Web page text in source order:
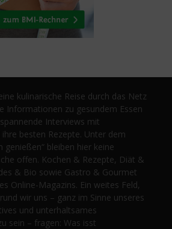
kulinarische Reise durch das Netz
Informationen zu gesundem Essen
Interviews mit
besten Rezepte. Unter dem
bleiben hier keine
offen. Kochen & Rezepte, Diät &
& Bio sowie Gastro & Gourmet
Online-Magazins. Ein weites Feld,
wir uns – ganz im Sinne unseres
und unterhaltsames
sein – fragen: Was isst